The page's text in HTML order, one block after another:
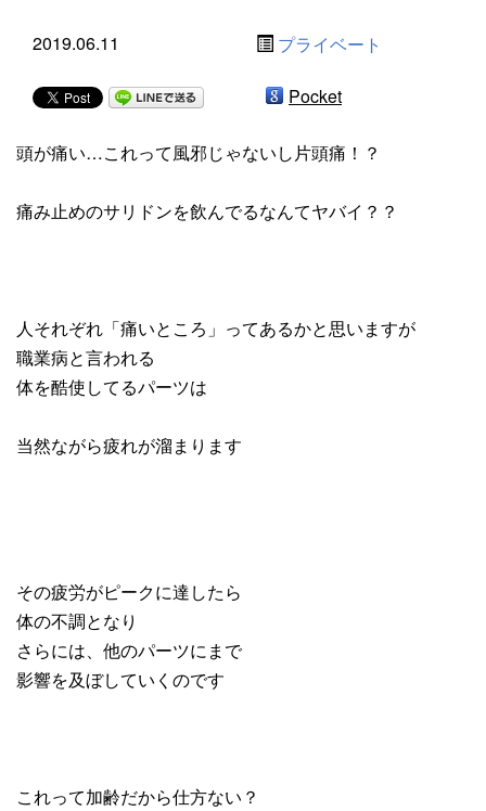
2019.06.11 プライベート
Pocket
頭が痛い…これって風邪じゃないし片頭痛！？
痛み止めのサリドンを飲んでるなんてヤバイ？？
人それぞれ「痛いところ」ってあるかと思いますが
職業病と言われる
体を酷使してるパーツは
当然ながら疲れが溜まります
その疲労がピークに達したら
体の不調となり
さらには、他のパーツにまで
影響を及ぼしていくのです
これって加齢だから仕方ない？